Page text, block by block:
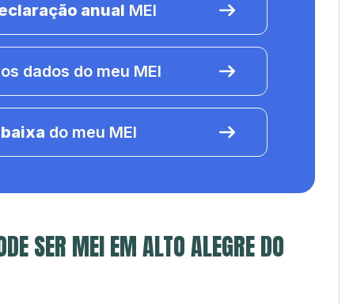
anual MEI
os dados do meu MEI
baixa do meu MEI
SER MEI EM ALTO ALEGRE DO